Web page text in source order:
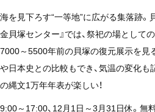
海を見下ろす“一等地”に広がる集落跡。
金貝塚センター』では、祭祀の場として
7000～5500年前の貝塚の復元展示を見
や日本史との比較もでき、気温の変化も
の縄文1万年年表が楽しい！
9:00～17:00、12月1日～3月31日休。無